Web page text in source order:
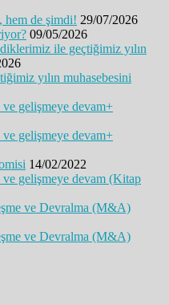
hem de şimdi! 29/07/2026
09/05/2026
ile geçtiğimiz yılın
yılın muhasebesini
gelişmeye devam+
gelişmeye devam+
14/02/2022
gelişmeye devam (Kitap
ve Devralma (M&A)
ve Devralma (M&A)